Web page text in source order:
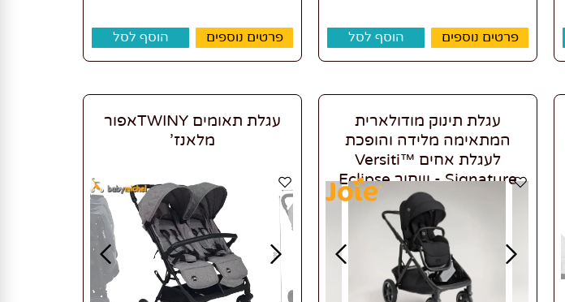
פרטים נוספים הוסף לסל פרטים נוספים הוסף לסל
עגלת תינוק מודולארית
המתאימה מלידה והופכת
לעגלת אחים Versiti™
Signature - שחור Eclipse
עגלת תאומים TWINYאפור
מלאנז'